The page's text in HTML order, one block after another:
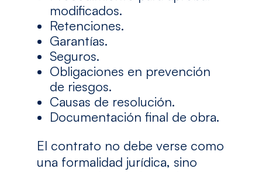
modificados.
Retenciones.
Garantías.
Seguros.
Obligaciones en prevención
de riesgos.
Causas de resolución.
Documentación final de obra.
El contrato no debe verse como
una formalidad jurídica, sino